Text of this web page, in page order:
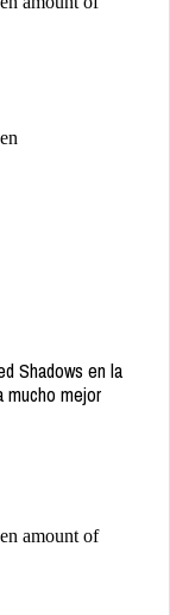
Shadows en la
mucho mejor